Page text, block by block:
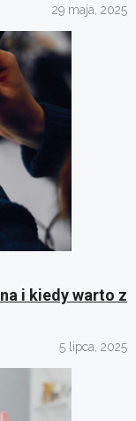
29 maja, 2025
i kiedy warto z
5 lipca, 2025